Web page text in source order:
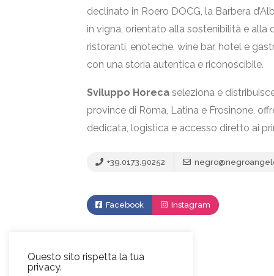
declinato in Roero DOCG, la Barbera
in vigna, orientato alla sostenibilità e
ristoranti, enoteche, wine bar, hotel e
con una storia autentica e riconoscibile.
Sviluppo Horeca seleziona e
province di Roma, Latina e Frosinone,
dedicata, logistica e accesso diretto ai
+39.0173.90252
Facebook Instagram
Video
Questo sito rispetta la tua
privacy.